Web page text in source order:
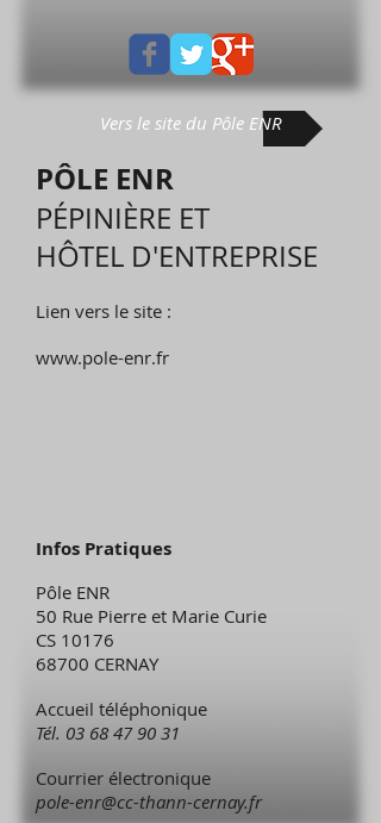
Vers le site du Pôle ENR
PÔLE ENR
PÉPINIÈRE ET
HÔTEL D'ENTREPRISE
Lien vers le site :
www.pole-enr.fr
Infos Pratiques
Pôle ENR
50 Rue Pierre et Marie Curie
CS 10176
68700 CERNAY
Accueil téléphonique
Tél. 03 68 47 90 31
Courrier électronique
pole-enr@cc-thann-cernay.fr